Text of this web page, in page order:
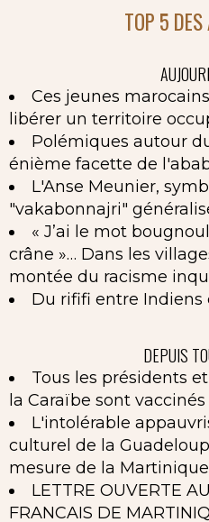
TOP 5
Ces jeunes
libérer un territoire
Polémiques autour
énième facette de
L'Anse Meunier,
"vakabonnajri"
« J’ai le mot
crâne »… Dans les
montée du racisme
Du rififi entre Indiens
DEPUIS
Tous les présidents
la Caraïbe sont vaccinés
L'intolérable
culturel de la
mesure de la
LETTRE OUVERTE
FRANCAIS DE